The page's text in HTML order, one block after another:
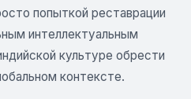
попыткой реставрации
интеллектуальным
культуре обрести
контексте.